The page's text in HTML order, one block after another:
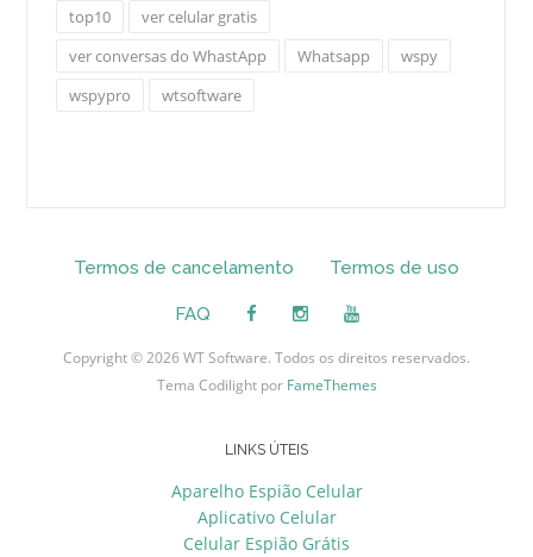
top10
ver celular gratis
ver conversas do WhastApp
Whatsapp
wspy
wspypro
wtsoftware
Termos de cancelamento Termos de uso
FAQ
Copyright © 2026 WT Software. Todos os direitos reservados.
Tema Codilight por FameThemes
LINKS ÚTEIS
Aparelho Espião Celular
Aplicativo Celular
Celular Espião Grátis